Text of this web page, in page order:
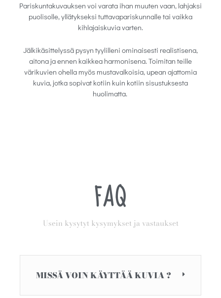
Pariskuntakuvauksen voi varata ihan muuten vaan, lahjaksi
puolisolle, yllätykseksi tuttavapariskunnalle tai vaikka
kihlajaiskuvia varten.
Jälkikäsittelyssä pysyn tyylilleni ominaisesti realistisena,
aitona ja ennen kaikkea harmonisena. Toimitan teille
värikuvien ohella myös mustavalkoisia, upean ajattomia
kuvia, jotka sopivat kotiin kuin kotiin sisustuksesta
huolimatta.
FAQ
Usein kysytyt kysymykset ja vastaukset
MISSÄ VOIN KÄYTTÄÄ KUVIA ?